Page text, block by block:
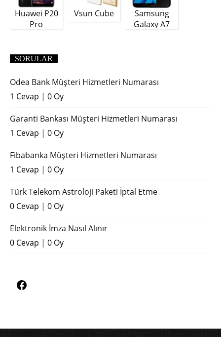
Huawei P20
Pro
Vsun Cube
Samsung
Galaxy A7
SORULAR
Odea Bank Müşteri Hizmetleri Numarası
1 Cevap | 0 Oy
Garanti Bankası Müşteri Hizmetleri Numarası
1 Cevap | 0 Oy
Fibabanka Müşteri Hizmetleri Numarası
1 Cevap | 0 Oy
Türk Telekom Astroloji Paketi İptal Etme
0 Cevap | 0 Oy
Elektronik İmza Nasıl Alınır
0 Cevap | 0 Oy